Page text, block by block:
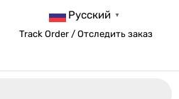
Русский ▼
Track Order / Отследить заказ